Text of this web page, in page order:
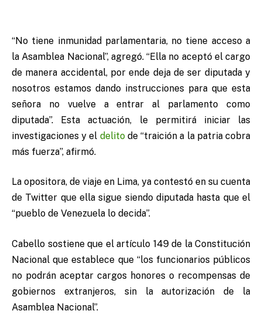
“No tiene inmunidad parlamentaria, no tiene acceso a
la Asamblea Nacional”, agregó. “Ella no aceptó el cargo
de manera accidental, por ende deja de ser diputada y
nosotros estamos dando instrucciones para que esta
señora no vuelve a entrar al parlamento como
diputada”. Esta actuación, le permitirá iniciar las
investigaciones y el delitode “traición a la patria cobra
más fuerza”, afirmó.
La opositora, de viaje en Lima, ya contestó en su cuenta
de Twitter que ella sigue siendo diputada hasta que el
“pueblo de Venezuela lo decida”.
Cabello sostiene que el artículo 149 de la Constitución
Nacional que establece que “los funcionarios públicos
no podrán aceptar cargos honores o recompensas de
gobiernos extranjeros, sin la autorización de la
Asamblea Nacional”.